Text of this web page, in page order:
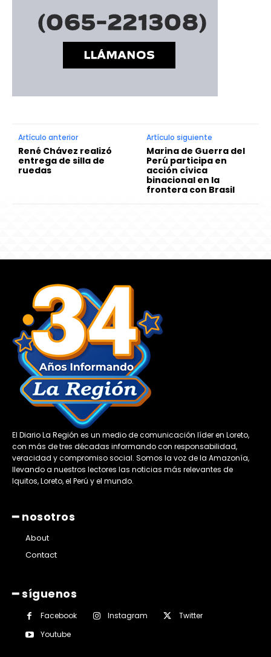
Artículo anterior
René Chávez realizó
entrega de silla de
ruedas
Artículo siguiente
Marina de Guerra del
Perú participa en
acción cívica
binacional en la
frontera con Brasil
El Diario La Región es un medio de comunicación líder en Loreto,
con más de tres décadas informando con responsabilidad,
veracidad y compromiso social. Somos la voz de la Amazonía,
llevando a nuestros lectores las noticias más relevantes de
Iquitos, Loreto, el Perú y el mundo.
━ nosotros
About
Contact
━ síguenos
Facebook Instagram
Twitter
Youtube